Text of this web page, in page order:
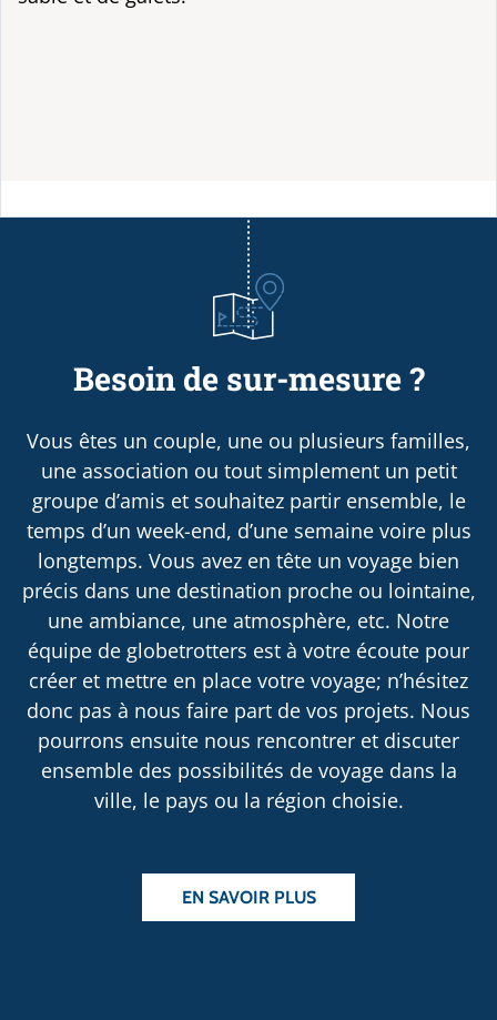
Besoin de sur-mesure ?
Vous êtes un couple, une ou plusieurs familles,
une association ou tout simplement un petit
groupe d’amis et souhaitez partir ensemble, le
temps d’un week-end, d’une semaine voire plus
longtemps. Vous avez en tête un voyage bien
précis dans une destination proche ou lointaine,
une ambiance, une atmosphère, etc. Notre
équipe de globetrotters est à votre écoute pour
créer et mettre en place votre voyage; n’hésitez
donc pas à nous faire part de vos projets. Nous
pourrons ensuite nous rencontrer et discuter
ensemble des possibilités de voyage dans la
ville, le pays ou la région choisie.
EN SAVOIR PLUS